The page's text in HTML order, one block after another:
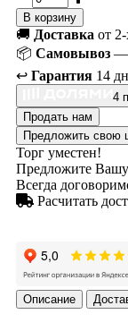
В корзину
🚚 Доставка от
📦 Самовывоз —
↩️ Гарантия 14
4
Продать нам
Предложить свою
Торг уместен!
Предложите
Всегда
Расчитать
Описание